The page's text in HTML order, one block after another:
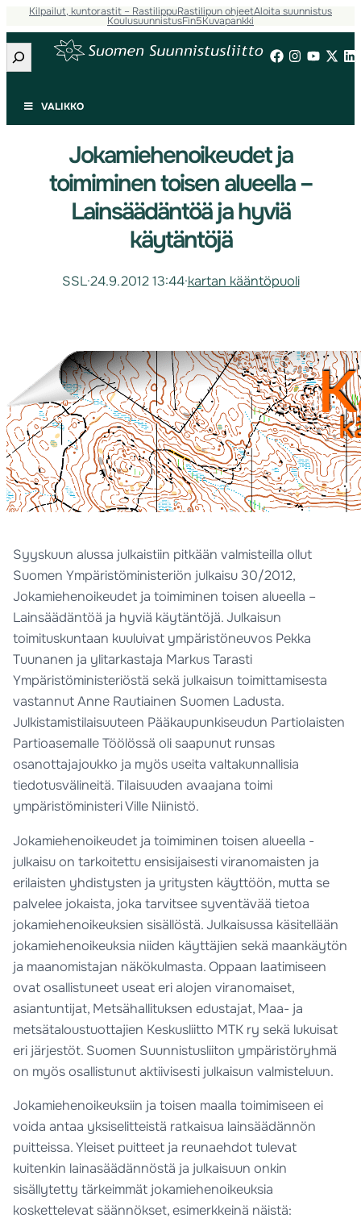
Kilpailut, kuntorastit – RastilippuRastilipun ohjeetAloita suunnistus
KoulusuunnistusFin5Kuvapankki
Etsi
VALIKKO
Jokamiehenoikeudet ja
toimiminen toisen alueella –
Lainsäädäntöä ja hyviä
käytäntöjä
SSL·24.9.2012 13:44·kartan kääntöpuoli
Syyskuun alussa julkaistiin pitkään valmisteilla ollut
Suomen Ympäristöministeriön julkaisu 30/2012,
Jokamiehenoikeudet ja toimiminen toisen alueella –
Lainsäädäntöä ja hyviä käytäntöjä. Julkaisun
toimituskuntaan kuuluivat ympäristöneuvos Pekka
Tuunanen ja ylitarkastaja Markus Tarasti
Ympäristöministeriöstä sekä julkaisun toimittamisesta
vastannut Anne Rautiainen Suomen Ladusta.
Julkistamistilaisuuteen Pääkaupunkiseudun Partiolaisten
Partioasemalle Töölössä oli saapunut runsas
osanottajajoukko ja myös useita valtakunnallisia
tiedotusvälineitä. Tilaisuuden avaajana toimi
ympäristöministeri Ville Niinistö.
Jokamiehenoikeudet ja toimiminen toisen alueella -
julkaisu on tarkoitettu ensisijaisesti viranomaisten ja
erilaisten yhdistysten ja yritysten käyttöön, mutta se
palvelee jokaista, joka tarvitsee syventävää tietoa
jokamiehenoikeuksien sisällöstä. Julkaisussa käsitellään
jokamiehenoikeuksia niiden käyttäjien sekä maankäytön
ja maanomistajan näkökulmasta. Oppaan laatimiseen
ovat osallistuneet useat eri alojen viranomaiset,
asiantuntijat, Metsähallituksen edustajat, Maa- ja
metsätaloustuottajien Keskusliitto MTK ry sekä lukuisat
eri järjestöt. Suomen Suunnistusliiton ympäristöryhmä
on myös osallistunut aktiivisesti julkaisun valmisteluun.
Jokamiehenoikeuksiin ja toisen maalla toimimiseen ei
voida antaa yksiselitteistä ratkaisua lainsäädännön
puitteissa. Yleiset puitteet ja reunaehdot tulevat
kuitenkin lainasäädännöstä ja julkaisuun onkin
sisällytetty tärkeimmät jokamiehenoikeuksia
koskettelevat säännökset, esimerkkeinä näistä: